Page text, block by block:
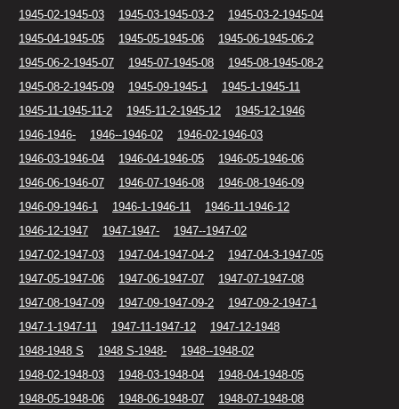
1945-02-1945-03
1945-03-1945-03-2
1945-03-2-1945-04
1945-04-1945-05
1945-05-1945-06
1945-06-1945-06-2
1945-06-2-1945-07
1945-07-1945-08
1945-08-1945-08-2
1945-08-2-1945-09
1945-09-1945-1
1945-1-1945-11
1945-11-1945-11-2
1945-11-2-1945-12
1945-12-1946
1946-1946-
1946--1946-02
1946-02-1946-03
1946-03-1946-04
1946-04-1946-05
1946-05-1946-06
1946-06-1946-07
1946-07-1946-08
1946-08-1946-09
1946-09-1946-1
1946-1-1946-11
1946-11-1946-12
1946-12-1947
1947-1947-
1947--1947-02
1947-02-1947-03
1947-04-1947-04-2
1947-04-3-1947-05
1947-05-1947-06
1947-06-1947-07
1947-07-1947-08
1947-08-1947-09
1947-09-1947-09-2
1947-09-2-1947-1
1947-1-1947-11
1947-11-1947-12
1947-12-1948
1948-1948 S
1948 S-1948-
1948--1948-02
1948-02-1948-03
1948-03-1948-04
1948-04-1948-05
1948-05-1948-06
1948-06-1948-07
1948-07-1948-08